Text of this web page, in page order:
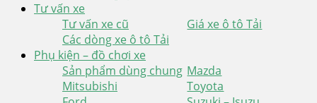
Tư vấn xe
Tư vấn xe cũ
Giá xe ô tô Tải
Các dòng xe ô tô Tải
Phụ kiện – đồ chơi xe
Sản phẩm dùng chung Mazda
Mitsubishi
Toyota